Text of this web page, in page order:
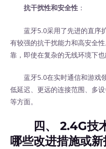
抗干扰性和安全性 ：
蓝牙5.0采用了先进的直序
有较强的抗干扰能力和高安全
靠，即使在复杂的无线环境下也
蓝牙5.0在实时通信和游戏领
低延迟、更远的连接范围、多
等方面。
四、 2.4G技术
哪些改进措施或